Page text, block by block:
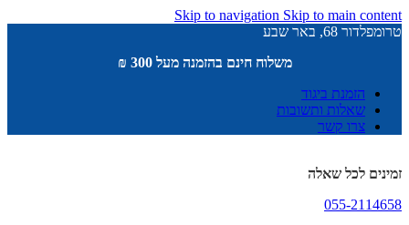
Skip to navigation Skip to main content
טרומפלדור 68, באר שבע
משלוח חינם בהזמנה מעל 300 ₪
הזמנת ביגוד
שאלות ותשובות
צרו קשר
זמינים לכל שאלה
055-2114658